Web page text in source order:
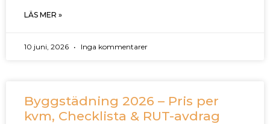
LÄS MER »
10 juni, 2026 Inga kommentarer
Byggstädning 2026 – Pris per
kvm, Checklista & RUT-avdrag